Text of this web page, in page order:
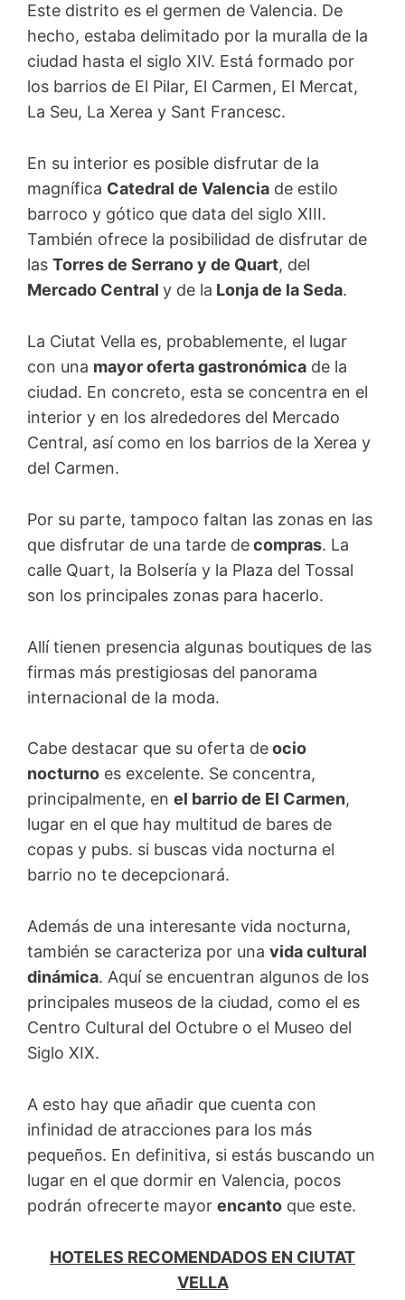
Este distrito es el germen de Valencia. De
hecho, estaba delimitado por la muralla de la
ciudad hasta el siglo XIV. Está formado por
los barrios de El Pilar, El Carmen, El Mercat,
La Seu, La Xerea y Sant Francesc.
En su interior es posible disfrutar de la
magnífica Catedral de Valencia de estilo
barroco y gótico que data del siglo XIII.
También ofrece la posibilidad de disfrutar de
las Torres de Serrano y de Quart, del
Mercado Central y de la Lonja de la Seda.
La Ciutat Vella es, probablemente, el lugar
con una mayor oferta gastronómica de la
ciudad. En concreto, esta se concentra en el
interior y en los alrededores del Mercado
Central, así como en los barrios de la Xerea y
del Carmen.
Por su parte, tampoco faltan las zonas en las
que disfrutar de una tarde decompras. La
calle Quart, la Bolsería y la Plaza del Tossal
son los principales zonas para hacerlo.
Allí tienen presencia algunas boutiques de las
firmas más prestigiosas del panorama
internacional de la moda.
Cabe destacar que su oferta deocio
nocturno es excelente. Se concentra,
principalmente, en el barrio de El Carmen,
lugar en el que hay multitud de bares de
copas y pubs. si buscas vida nocturna el
barrio no te decepcionará.
Además de una interesante vida nocturna,
también se caracteriza por una vida cultural
dinámica. Aquí se encuentran algunos de los
principales museos de la ciudad, como el es
Centro Cultural del Octubre o el Museo del
Siglo XIX.
A esto hay que añadir que cuenta con
infinidad de atracciones para los más
pequeños. En definitiva, si estás buscando un
lugar en el que dormir en Valencia, pocos
podrán ofrecerte mayor encanto que este.
HOTELES RECOMENDADOS EN CIUTAT
VELLA